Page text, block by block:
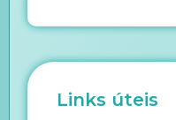
Links úteis